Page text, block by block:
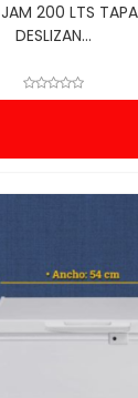
200 LTS
DESLIZAN...